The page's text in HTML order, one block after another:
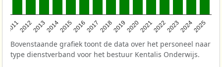
201120122013201420152016201720182019202020212022202320242025
Bovenstaande grafiek toont de data over het personeel naar
type dienstverband voor het bestuur Kentalis Onderwijs.